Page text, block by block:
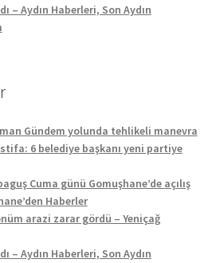
– Aydın Haberleri, Son Aydın
Gündem yolunda tehlikeli manevra
6 belediye başkanı yeni partiye
Cuma günü Gomuşhane’de açılış
Haberler
arazi zarar gördü – Yeniçağ
– Aydın Haberleri, Son Aydın